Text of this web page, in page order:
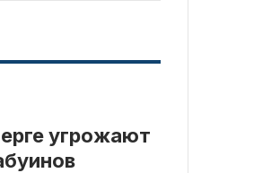
угрожают